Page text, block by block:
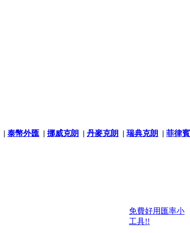
| 泰幣外匯 | 挪威克朗 | 丹麥克朗 | 瑞典克朗 | 菲律賓
免費好用匯率小
工具!!